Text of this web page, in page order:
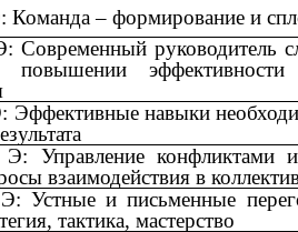
Команда – формирование и
Современный руководитель
эффективности
Эффективные навыки
Управление конфликтами
взаимодействия в
Устные и письменные
тактика, мастерство